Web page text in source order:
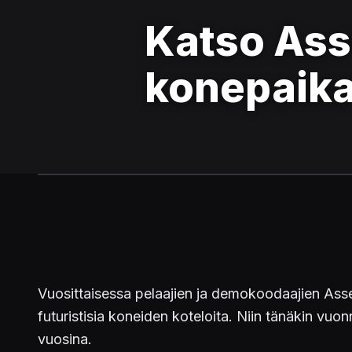
Katso
Vuosittaisessa pelaajien ja demokoodaajien
futuristisia koneiden koteloita. Niin tänäkin
vuosina.